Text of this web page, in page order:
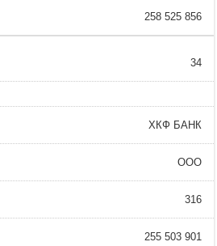
258 525 856
34
ХКФ БАНК
ООО
316
255 503 901